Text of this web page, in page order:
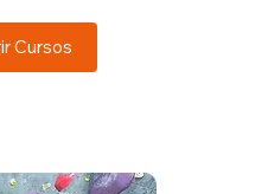
Cursos